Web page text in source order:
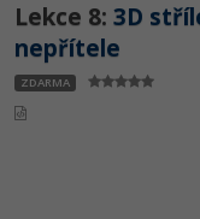
Lekce 8: 3D
nepřítele
ZDARMA